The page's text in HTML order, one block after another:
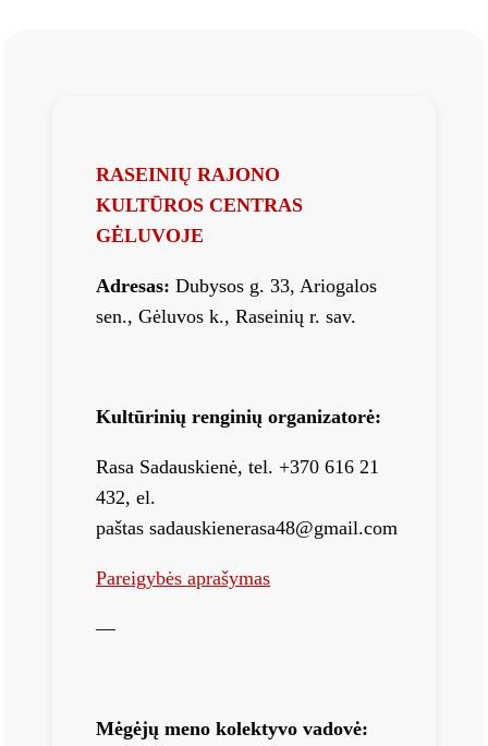
RASEINIŲ RAJONO
KULTŪROS CENTRAS
GĖLUVOJE
Adresas: Dubysos g. 33, Ariogalos
sen., Gėluvos k., Raseinių r. sav.
Kultūrinių renginių organizatorė:
Rasa Sadauskienė, tel. +370 616 21
432, el.
paštas sadauskienerasa48@gmail.com
Pareigybės aprašymas
—
Mėgėjų meno kolektyvo vadovė: